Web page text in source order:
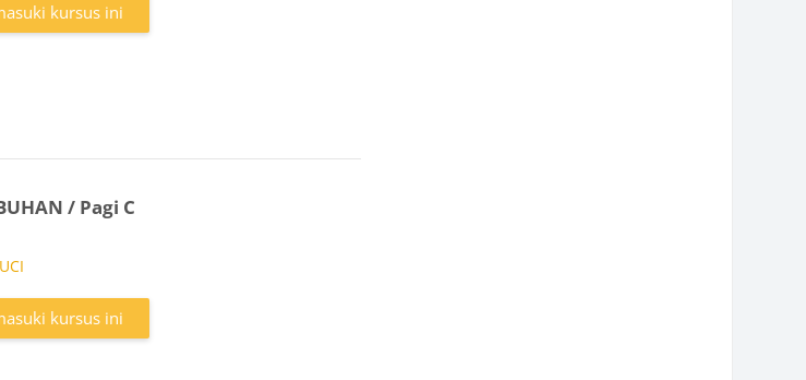
kursus ini
/ Pagi C
kursus ini